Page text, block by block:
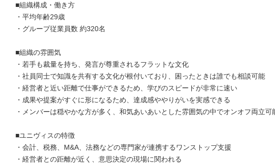
■組織構成・働き方
・平均年齢29歳
・グループ従業員数 約320名
■組織の雰囲気
・若手も裁量を持ち、発言が尊重されるフラットな文化
・社員同士で知識を共有する文化が根付いており、困ったときは誰でも相談可能
・経営者と近い距離で仕事ができるため、学びのスピードが非常に速い
・成果や提案がすぐに形になるため、達成感ややりがいを実感できる
・メンバーは穏やかな方が多く、和気あいあいとした雰囲気の中でオンオフ両立可
■ユニヴィスの特徴
・会計、税務、M&A、法務などの専門家が連携するワンストップ支援
・経営者との距離が近く、意思決定の現場に関われる